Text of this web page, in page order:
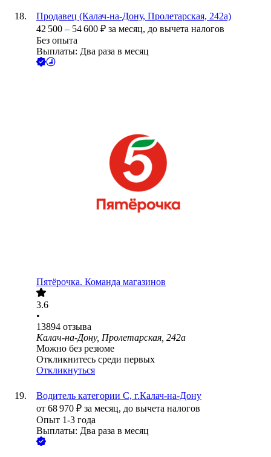
Продавец (Калач-на-Дону, Пролетарская, 242а)
42 500 – 54 600 ₽ за месяц, до вычета налогов
Без опыта
Выплаты: Два раза в месяц
Пятёрочка. Команда магазинов
3.6
•
13894 отзыва
Калач-на-Дону, Пролетарская, 242а
Можно без резюме
Откликнитесь среди первых
Откликнуться
Водитель категории С, г.Калач-на-Дону
от 68 970 ₽ за месяц, до вычета налогов
Опыт 1-3 года
Выплаты: Два раза в месяц